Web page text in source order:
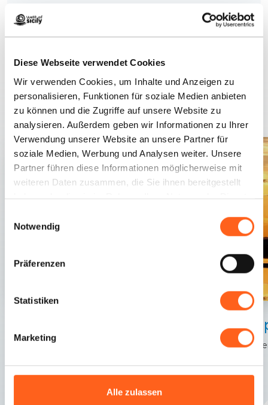
Diese Webseite verwendet Cookies
Wir verwenden Cookies, um Inhalte und Anzeigen zu
personalisieren, Funktionen für soziale Medien anbieten
zu können und die Zugriffe auf unsere Website zu
analysieren. Außerdem geben wir Informationen zu Ihrer
Verwendung unserer Website an unsere Partner für
soziale Medien, Werbung und Analysen weiter. Unsere
Partner führen diese Informationen möglicherweise mit
weiteren Daten zusammen, die Sie ihnen bereitgestellt
Notwendig
Präferenzen
Statistiken
Marketing
Alle zulassen
Verwandte Inhalte
Saturn-Brunnen Im